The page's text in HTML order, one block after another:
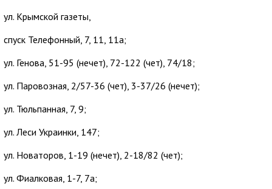
ул. Крымской газеты,
спуск Телефонный, 7, 11, 11а;
ул. Генова, 51-95 (нечет), 72-122 (чет), 74/18;
ул. Паровозная, 2/57-36 (чет), 3-37/26 (нечет);
ул. Тюльпанная, 7, 9;
ул. Леси Украинки, 147;
ул. Новаторов, 1-19 (нечет), 2-18/82 (чет);
ул. Фиалковая, 1-7, 7а;